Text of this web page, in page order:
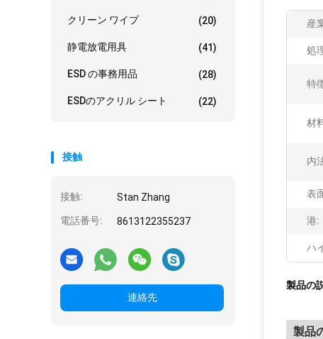
クリーン ワイプ (20)
静電放電用具 (41)
ESD の事務用品 (28)
ESDのアクリル シート (22)
接触
接触: Stan Zhang
電話番号: 8613122355237
連絡先
産
処
特
材
内
表
港:
ハ
製品の
製品